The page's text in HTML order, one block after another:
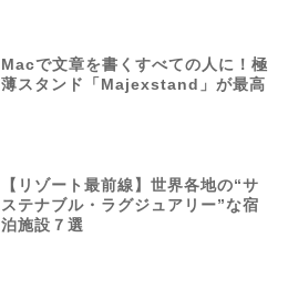
Macで文章を書くすべての人に！極
薄スタンド「Majexstand」が最高
【リゾート最前線】世界各地の“サ
ステナブル・ラグジュアリー”な宿
泊施設７選